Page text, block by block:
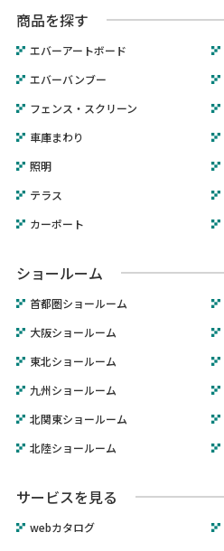
商品を探す
エバーアートボード
エバーバンブー
フェンス・スクリーン
車庫まわり
照明
テラス
カーポート
ショールーム
首都圏ショールーム
大阪ショールーム
東北ショールーム
九州ショールーム
北関東ショールーム
北陸ショールーム
サービスを見る
webカタログ